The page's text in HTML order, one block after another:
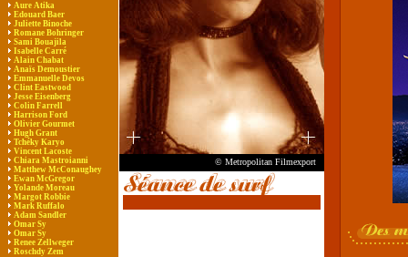
Aure Atika
Edouard Baer
Juliette Binoche
Romane Bohringer
Sami Bouajila
Isabelle Carré
Alain Chabat
Anaïs Demoustier
Emmanuelle Devos
Clint Eastwood
Jesse Eisenberg
Colin Farrell
Harrison Ford
Olivier Gourmet
Hugh Grant
Tchéky Karyo
Vincent Lacoste
Chiara Mastroianni
Matthew McConaughey
Ewan McGregor
Yolande Moreau
Margot Robbie
Mark Ruffalo
Adam Sandler
Omar Sy
Omar Sy
Renee Zellweger
Roschdy Zem
© Metropolitan Filmexport